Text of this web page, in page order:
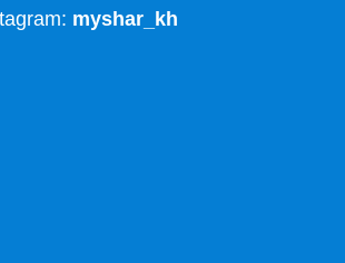
myshar_kh